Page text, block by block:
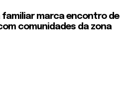
marca encontro de
comunidades da zona